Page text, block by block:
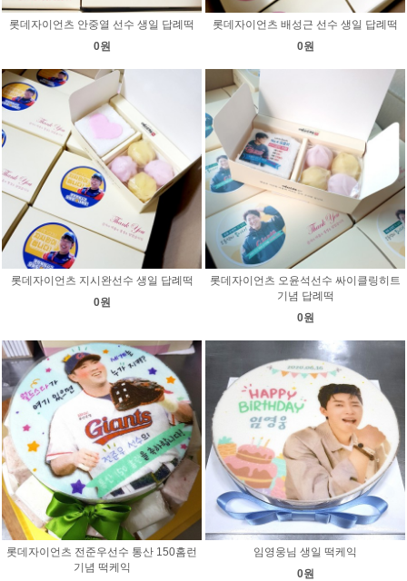
롯데자이언츠 안중열 선수 생일 답례떡
0원
롯데자이언츠 배성근 선수 생일 답례떡
0원
롯데자이언츠 지시완선수 생일 답례떡
0원
롯데자이언츠 오윤석선수 싸이클링히트
기념 답례떡
0원
롯데자이언츠 전준우선수 통산 150홈런
기념 떡케익
임영웅님 생일 떡케익
0원